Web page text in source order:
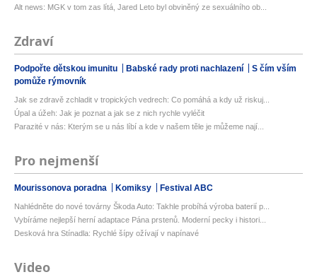
Alt news: MGK v tom zas lítá, Jared Leto byl obviněný ze sexuálního ob...
Zdraví
Podpořte dětskou imunitu Babské rady proti nachlazení
S čím vším
pomůže rýmovník
Jak se zdravě zchladit v tropických vedrech: Co pomáhá a kdy už riskuj...
Úpal a úžeh: Jak je poznat a jak se z nich rychle vyléčit
Parazité v nás: Kterým se u nás líbí a kde v našem těle je můžeme nají...
Pro nejmenší
Mourissonova poradna Komiksy Festival ABC
Nahlédněte do nové továrny Škoda Auto: Takhle probíhá výroba baterií p...
Vybíráme nejlepší herní adaptace Pána prstenů. Moderní pecky i histori...
Desková hra Stínadla: Rychlé šípy ožívají v napínavé
Video